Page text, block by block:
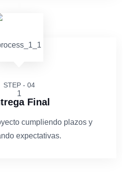
STEP - 04
Final
cumpliendo plazos y
expectativas.